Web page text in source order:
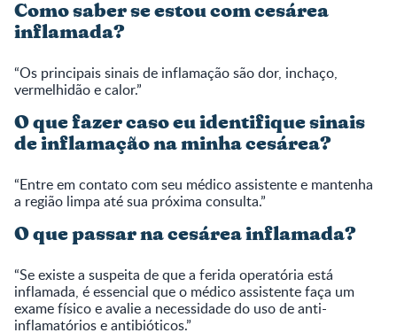
Como saber se estou com cesárea
inflamada?
“Os principais sinais de inflamação são dor, inchaço,
vermelhidão e calor.”
O que fazer caso eu identifique sinais
de inflamação na minha cesárea?
“Entre em contato com seu médico assistente e mantenha
a região limpa até sua próxima consulta.”
O que passar na cesárea inflamada?
“Se existe a suspeita de que a ferida operatória está
inflamada, é essencial que o médico assistente faça um
exame físico e avalie a necessidade do uso de anti-
inflamatórios e antibióticos.”